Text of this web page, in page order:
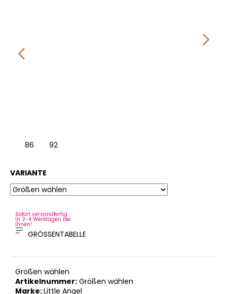
86 92
VARIANTE
Sofort versandfertig.
In 2-4 Werktagen bei
Ihnen!
GRÖSSENTABELLE
Größen wählen
Artikelnummer: Größen wählen
Marke:Little Angel